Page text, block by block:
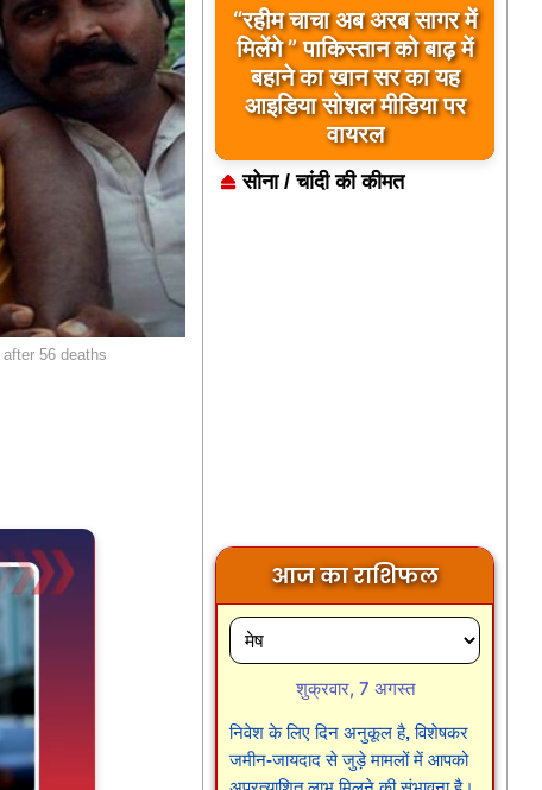
56 deaths
“रहीम चाचा अब अरब सागर में
मिलेंगे ” पाकिस्तान को बाढ़ में
बहाने का खान सर का यह
आइडिया सोशल मीडिया पर
वायरल
सोना / चांदी की कीमत
आज का राशिफल
शुक्रवार, 7 अगस्त
निवेश के लिए दिन अनुकूल है, विशेषकर
जमीन-जायदाद से जुड़े मामलों में आपको